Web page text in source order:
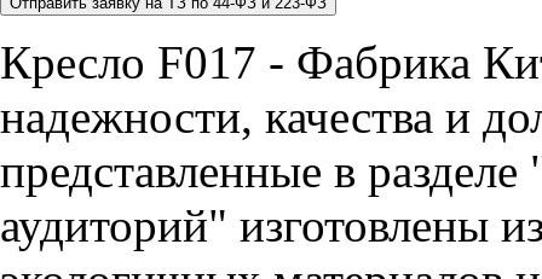
Кресло F017 - Фабрика
надежности, качества и
представленные в
аудиторий" изготовлены